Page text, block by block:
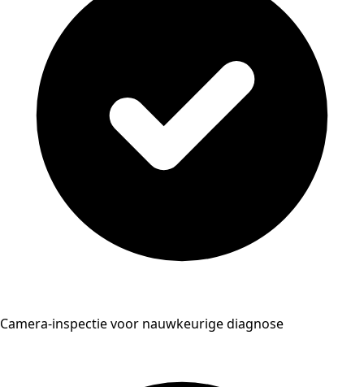
Camera-inspectie voor nauwkeurige diagnose